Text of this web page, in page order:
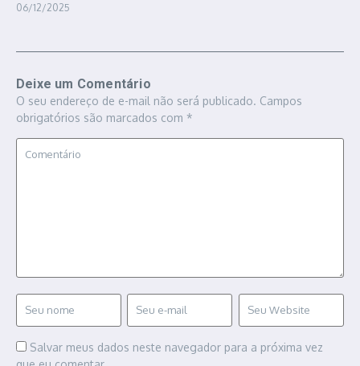
06/12/2025
Deixe um Comentário
O seu endereço de e-mail não será publicado. Campos
obrigatórios são marcados com *
Salvar meus dados neste navegador para a próxima vez